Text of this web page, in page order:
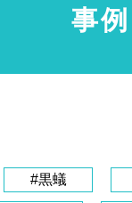
事例
#黒蟻